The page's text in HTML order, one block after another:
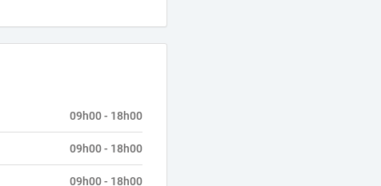
09h00 - 18h00
09h00 - 18h00
09h00 - 18h00